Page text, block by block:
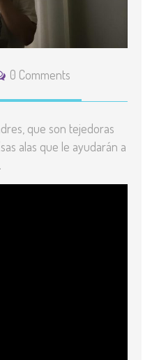
0 Comments
que son tejedoras
alas que le ayudarán a